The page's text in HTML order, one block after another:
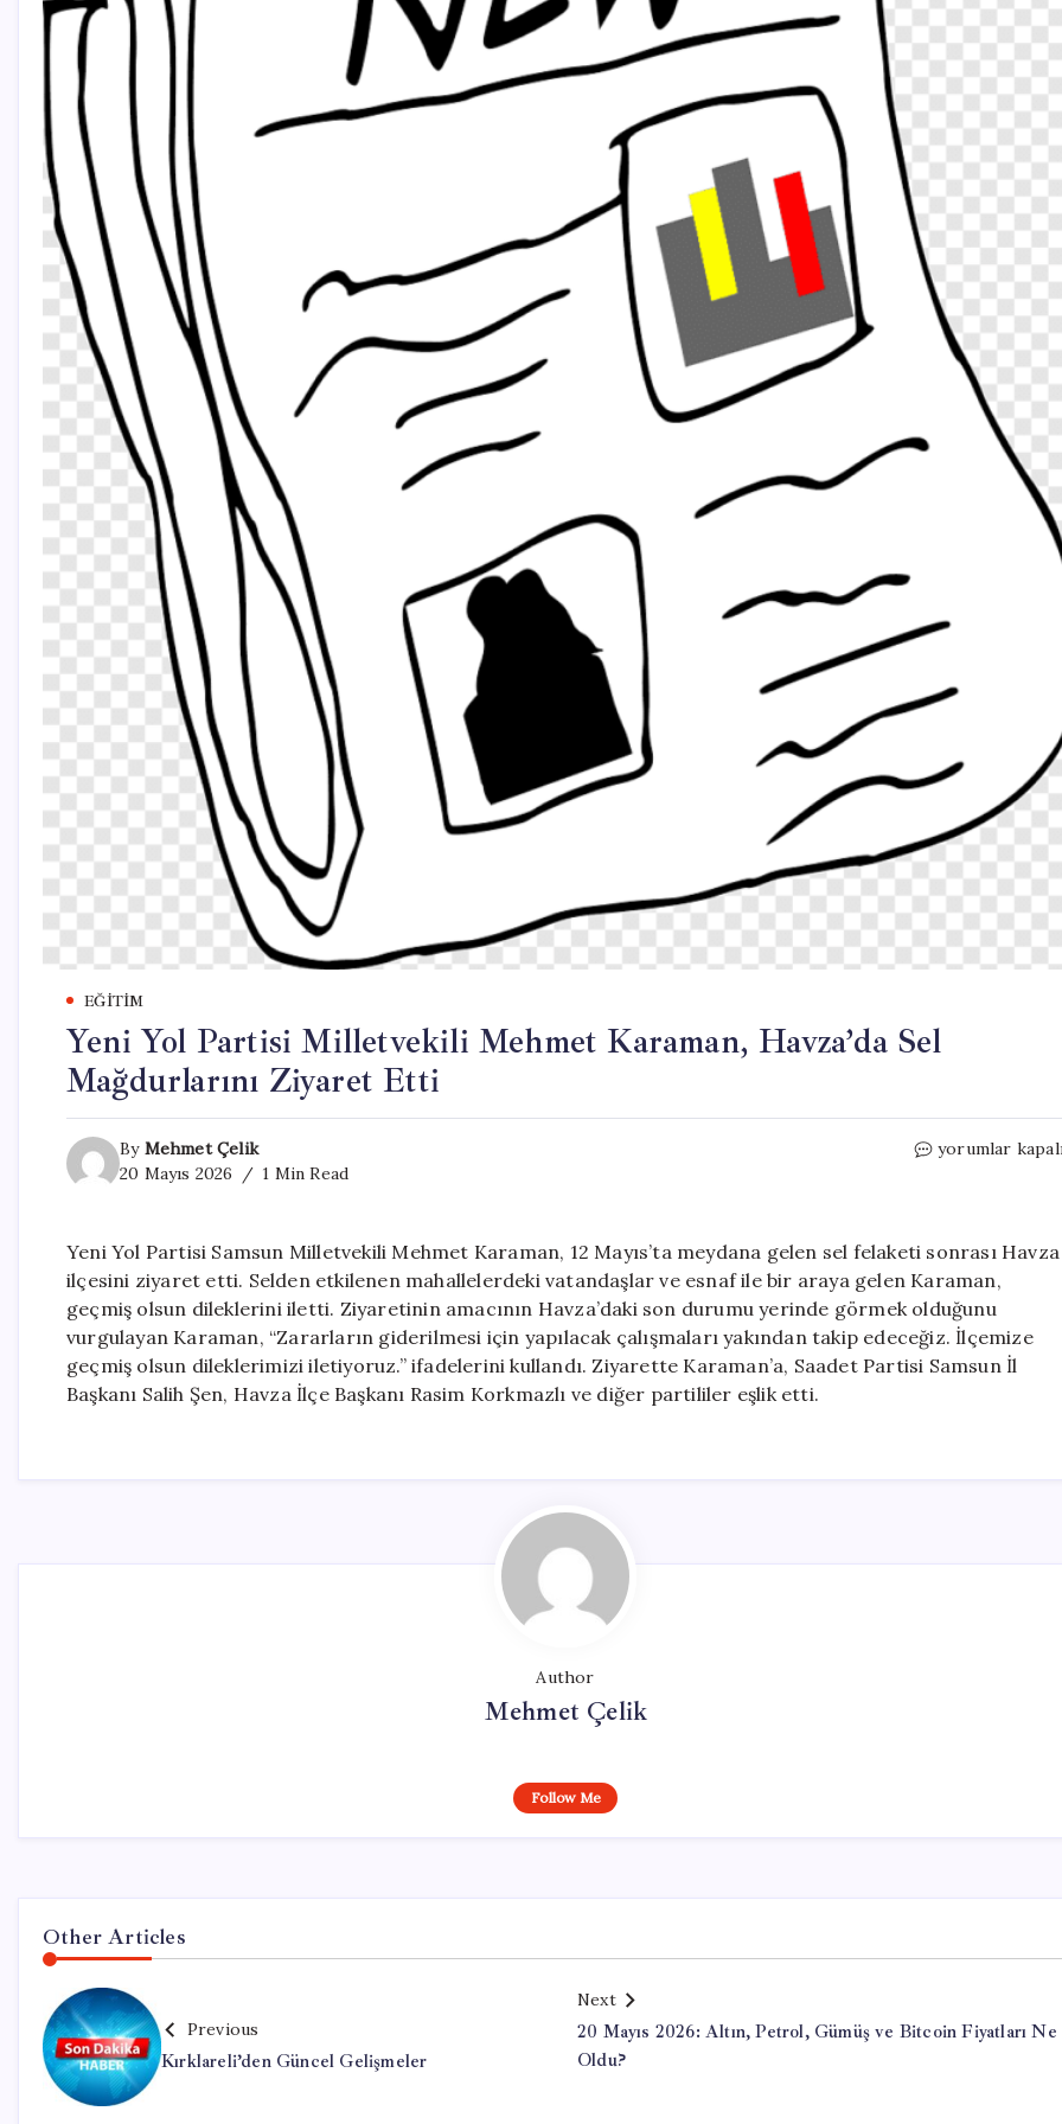
EĞITIM
Yeni Yol Partisi Milletvekili Mehmet Karaman, Havza’da Sel
Mağdurlarını Ziyaret Etti
By Mehmet Çelik
20 Mayıs 2026
1 Min Read
Yeni
Mehmet
Havza’da
Sel
Mağdurlarını
Ziyaret
yorumlar
Yeni Yol Partisi Samsun Milletvekili Mehmet Karaman, 12 Mayıs’ta meydana gelen sel felaketi sonrası Havza
ilçesini ziyaret etti. Selden etkilenen mahallelerdeki vatandaşlar ve esnaf ile bir araya gelen Karaman,
geçmiş olsun dileklerini iletti. Ziyaretinin amacının Havza’daki son durumu yerinde görmek olduğunu
vurgulayan Karaman, “Zararların giderilmesi için yapılacak çalışmaları yakından takip edeceğiz. İlçemize
geçmiş olsun dileklerimizi iletiyoruz.” ifadelerini kullandı. Ziyarette Karaman’a, Saadet Partisi Samsun İl
Başkanı Salih Şen, Havza İlçe Başkanı Rasim Korkmazlı ve diğer partililer eşlik etti.
Author
Mehmet Çelik
Follow Me
Other Articles
Previous
Kırklareli’den Güncel Gelişmeler
Next
20 Mayıs 2026: Altın, Petrol, Gümüş ve Bitcoin Fiyatları Ne
Oldu?